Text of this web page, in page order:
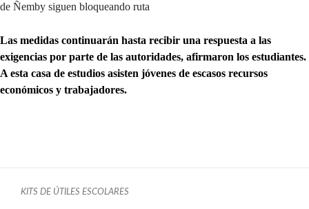
de Ñemby siguen bloqueando ruta
Las medidas continuarán hasta recibir una respuesta a las
exigencias por parte de las autoridades, afirmaron los estudiantes.
A esta casa de estudios asisten jóvenes de escasos recursos
económicos y trabajadores.
KITS DE ÚTILES ESCOLARES